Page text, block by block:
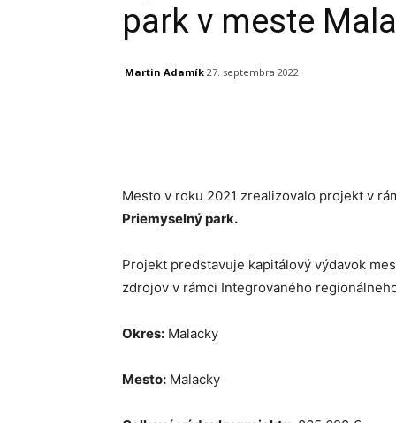
park v meste
Martin Adamík 27. septembra 2022
Mesto v roku 2021 zrealizovalo projekt v
Priemyselný park.
Projekt predstavuje kapitálový výdavok
zdrojov v rámci Integrovaného
Okres: Malacky
Mesto: Malacky